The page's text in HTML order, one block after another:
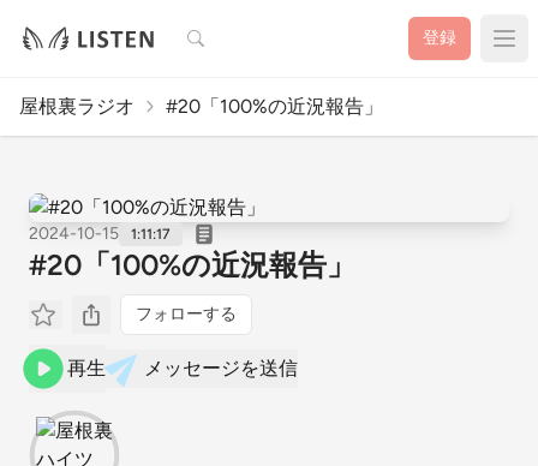
検索 登録
屋根裏ラジオ #20「100%の近況報告」
2024-10-15 1:11:17
#20「100%の近況報告」
フォローする
再生 メッセージを送信